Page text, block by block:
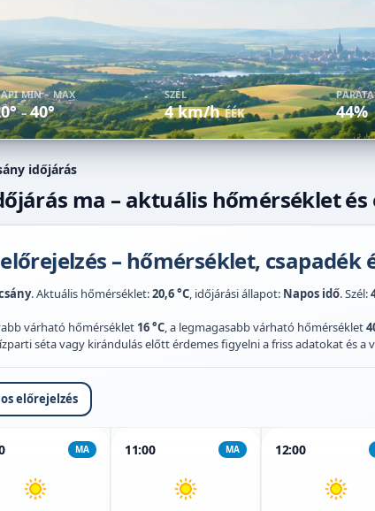
MIN – MAX
–40°
SZÉL
4 km/hÉÉK 44%
időjárás
ma – aktuális hőmérséklet és
– hőmérséklet, csapadék
. Aktuális hőmérséklet:20,6 °C, időjárási állapot: Napos idő. Szél:
várható hőmérséklet 16 °C, a legmagasabb várható hőmérséklet
séta vagy kirándulás előtt érdemes figyelni a friss adatokat és a
előrejelzés
MA 11:00 MA 12:00